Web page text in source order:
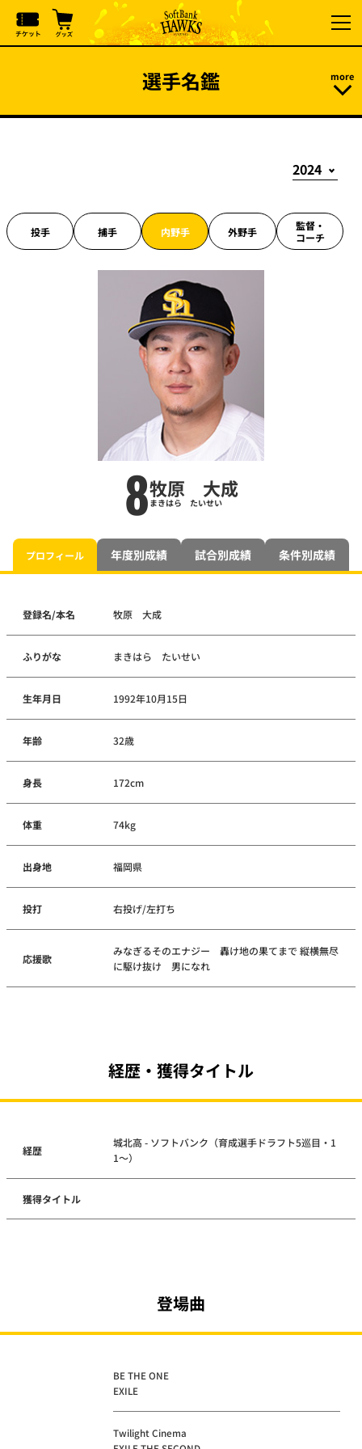
選手名鑑
投手 捕手 内野手 外野手
監督・
コーチ
8牧原 大成
まきはら たいせい
プロフィール 年度別成績 試合別成績 条件別成績
登録名/本名 牧原 大成
ふりがな まきはら たいせい
生年月日 1992年10月15日
年齢 32歳
身長 172cm
体重 74kg
出身地 福岡県
投打 右投げ/左打ち
応援歌
みなぎるそのエナジー 轟け地の果てまで 縦横無尽
に駆け抜け 男になれ
経歴・獲得タイトル
経歴
城北高 - ソフトバンク（育成選手ドラフト5巡目・1
1～）
獲得タイトル
登場曲
BE THE ONE
EXILE
Twilight Cinema